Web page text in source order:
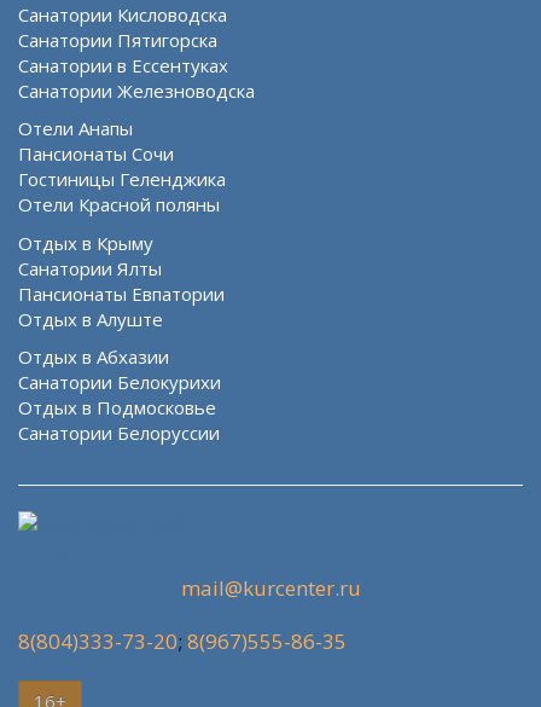
Санатории Кисловодска
Санатории Пятигорска
Санатории в Ессентуках
Санатории Железноводска
Отели Анапы
Пансионаты Сочи
Гостиницы Геленджика
Отели Красной поляны
Отдых в Крыму
Санатории Ялты
Пансионаты Евпатории
Отдых в Алуште
Отдых в Абхазии
Санатории Белокурихи
Отдых в Подмосковье
Санатории Белоруссии
mail@kurcenter.ru
8(804)333-73-20; 8(967)555-86-35
16+